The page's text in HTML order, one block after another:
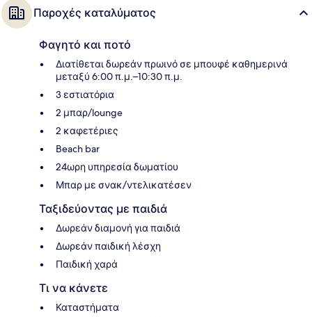
Παροχές καταλύματος
Φαγητό και ποτό
Διατίθεται δωρεάν πρωινό σε μπουφέ καθημερινά
μεταξύ 6:00 π.μ.–10:30 π.μ.
3 εστιατόρια
2 μπαρ/lounge
2 καφετέριες
Beach bar
24ωρη υπηρεσία δωματίου
Μπαρ με σνακ/ντελικατέσεν
Ταξιδεύοντας με παιδιά
Δωρεάν διαμονή για παιδιά
Δωρεάν παιδική λέσχη
Παιδική χαρά
Τι να κάνετε
Καταστήματα